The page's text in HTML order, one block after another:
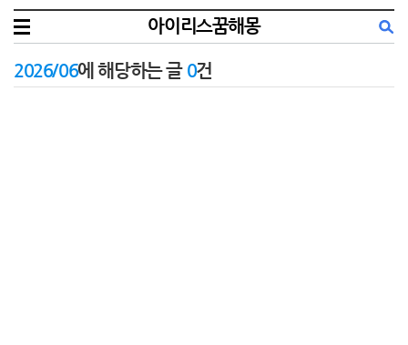
아이리스꿈해몽
2026/06에 해당하는 글 0건